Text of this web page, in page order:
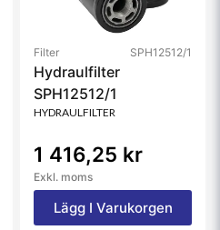
Filter SPH12512/1
Hydraulfilter
SPH12512/1
HYDRAULFILTER
1 416,25 kr
Exkl. moms
Lägg I Varukorgen